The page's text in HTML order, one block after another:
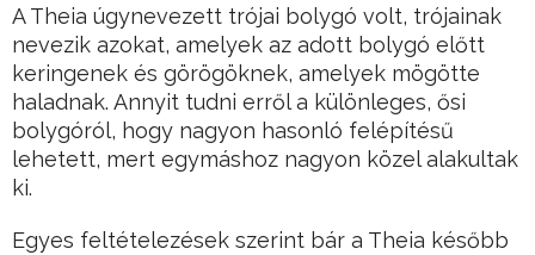
A Theia úgynevezett trójai bolygó volt, trójainak
nevezik azokat, amelyek az adott bolygó előtt
keringenek és görögöknek, amelyek mögötte
haladnak. Annyit tudni erről a különleges, ősi
bolygóról, hogy nagyon hasonló felépítésű
lehetett, mert egymáshoz nagyon közel alakultak
ki.
Egyes feltételezések szerint bár a Theia később